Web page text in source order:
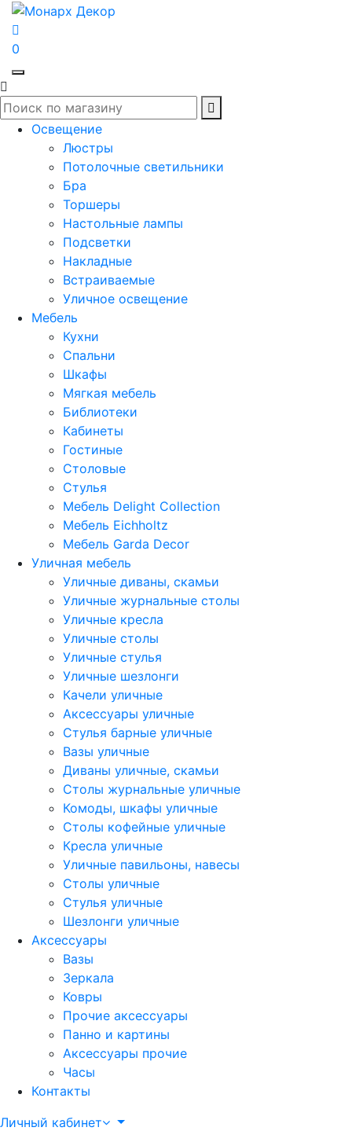
0
Освещение
Люстры
Потолочные светильники
Бра
Торшеры
Настольные лампы
Подсветки
Накладные
Встраиваемые
Уличное освещение
Мебель
Кухни
Спальни
Шкафы
Мягкая мебель
Библиотеки
Кабинеты
Гостиные
Столовые
Стулья
Мебель Delight Collection
Мебель Eichholtz
Мебель Garda Decor
Уличная мебель
Уличные диваны, скамьи
Уличные журнальные столы
Уличные кресла
Уличные столы
Уличные стулья
Уличные шезлонги
Качели уличные
Аксессуары уличные
Стулья барные уличные
Вазы уличные
Диваны уличные, скамьи
Столы журнальные уличные
Комоды, шкафы уличные
Столы кофейные уличные
Кресла уличные
Уличные павильоны, навесы
Столы уличные
Стулья уличные
Шезлонги уличные
Аксессуары
Вазы
Зеркала
Ковры
Прочие аксессуары
Панно и картины
Аксессуары прочие
Часы
Контакты
Личный кабинет